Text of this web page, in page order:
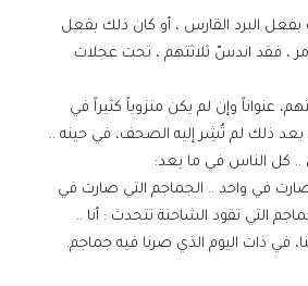
بفعل البرد القارس ، أو كان ذلك بفعل
، فقد اندسّ ثلاثتهم ، تحت عجلات
عنواناً وإن لم يكن منزوياً كثيراً في
ذلك لم تُشِر إليه الصحف، في حينه ..
كل الناس في ما بعد:
صارت في واحد .. الجماجم التي صارت في
التي تقود الشاحنة تتحدث : أنا ..
في ذات اليوم الذي صرنا فيه جماجم.